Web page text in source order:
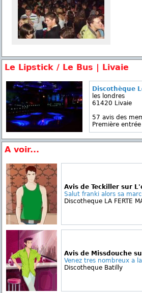
Le Lipstick / Le Bus | Livaie
Discothèque
les londres
61420 Livaie
57 avis des
Première
A voir...
Avis de Teckiller sur
Salut franki alors sa
Discotheque LA FERTE
Avis de Missdouche
Venez tres nombreux a
Discotheque Batilly